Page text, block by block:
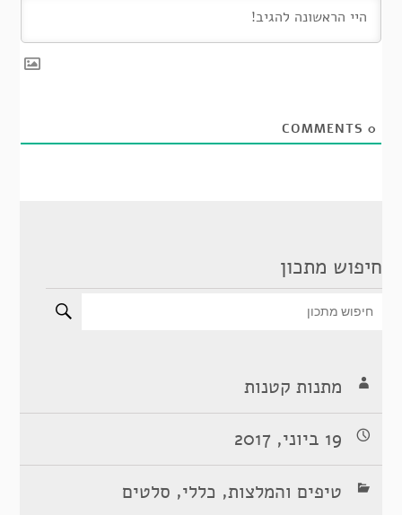
0
חיפוש מתכון
מתנות קטנות
19 ביוני, 2017
טיפים והמלצות, כללי, סלטים